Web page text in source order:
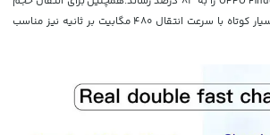
زیادی از داده ها در زمان بسیار کوتاه با سرعت انتقال 480 مگابیت بر ثانیه نیز مناسب